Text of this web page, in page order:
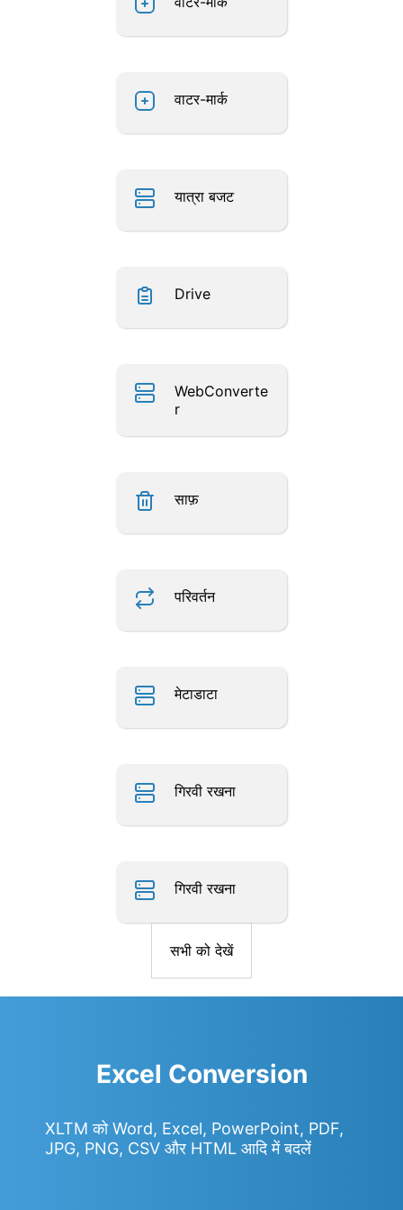
वाटर-मार्क
यात्रा बजट
Drive
WebConverte
r
साफ़
परिवर्तन
मेटाडाटा
गिरवी रखना
गिरवी रखना
सभी को देखें
Excel Conversion
XLTM को Word, Excel, PowerPoint, PDF,
JPG, PNG, CSV और HTML आदि में बदलें